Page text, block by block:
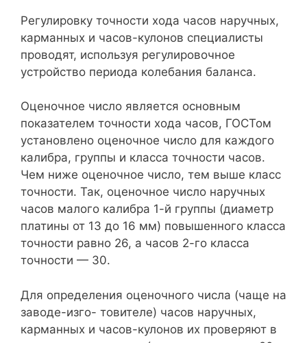
Регулировку точности хода часов наручных,
карманных и часов-кулонов специалисты
проводят, используя регулировочное
устройство периода колебания баланса.
Оценочное число является основным
показателем точности хода часов, ГОСТом
установлено оценочное число для каждого
калибра, группы и класса точности часов.
Чем ниже оценочное число, тем выше класс
точности. Так, оценочное число наручных
часов малого калибра 1-й группы (диаметр
платины от 13 до 16 мм) повышенного класса
точности равно 26, а часов 2-го класса
точности — 30.
Для определения оценочного числа (чаще на
заводе-изго- товителе) часов наручных,
карманных и часов-кулонов их проверяют в